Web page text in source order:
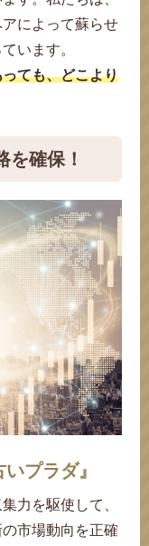
たい」とのこと
配買取にてお送り
普段使いから旅行
売却を決められた
金具の錆、裏地の
人気の高いプラダ
今回はCランクと
、使用感のあるプ
ます。
、軽さと実用性を
バッグ。日常使い
、シンプルながら
れ、金具のくすみ
用感が見受けられ
古市場で安定した
アイテムはトレン
きやすい傾向で
ぬ価値が付くケー
用ください。
）をお選びい
ラダ（PRADA）
りいたしましたの
文化が広がってお
要が高まっていま
」を前提に購入す
値も上昇傾向にあ
循環型リユースの
言えるのではない
「ナイロン」ト
ンは、軍用パラシ
とから、軽量で耐
た部分が白く変色
に古いモデルで
向にあります。ク
法もありますが、
りを得意としてお
合でもそのままの
ンショルダーバ
カジュアルな素材
です。しかし、紫
ムの多くに同様の
の際は風通しがよ
スプレーなどであ
す。ブラネットで
「リナイロン」ど
ります。お気軽に
「ナイロン」シ
で丈夫な「ナイロ
用に使われる方も
たバッグを久しぶ
とのご相談でし
ではありますが、
となります。ブラ
スを行いコストを
取が実現していま
お任せください。
の「ナイロン」
素材に、クリアハ
クなデザインは、
、ハンドル部分に
呼ばれるダメージ
経年による化学反
素材や合成樹脂に
や変色などのダメ
ご提示いたしまし
備えた人気ライ
グをご紹介いた
年により生地に浮
やハンドルの薄汚
め、今回は（C）
ブラネット（BRA
と思われるアイテ
るよう努めており
ましたら、ぜひ一
トートバッグを
で、長期保管によ
、パステルカラー
ため、防水スプレ
からのケアをおす
人気の形状」や
きな差が出ること
ぜひご参考になさ
ではLINEでの簡単
活用ください。
ルダーバッグを
いたします。1990
ドとマッチするこ
優れたナイロンシ
た需要があり、コ
定に繋がるケース
が見られる場合で
りと評価させてい
ください。
トートバッグを
ズは軽さと耐久性
続けるプラダが生
で旅行先やお出か
肩紐も長めに設計
れにくく物の出し
ネットでは古くて
限りの高評価で対
お申し込みくださ
（PRADA）の
ン素材にシルバー
は、カジュアルす
ザインや風合いが
り、高い評価が期
油分や汗の付着に
グ本体の色褪せや
たので、お伝えで
。
の「ナイロン（N
に優れ、丈夫でお
が、実は紫外線に
低下」といったデ
状況の影響で色褪
、ご不要なバッグ
た適切な保管をお
ダ製品を積極的に
宅配買取サービス
ハンドバッグを
いモデルのため、
所どころ確認でき
ーもデザインも豊
度や需要によって
がありましたら是
ださい。おおよそ
合は、LINE査定を
ライン買取サービ
うございます。プ
ッグをご売却い
や蛍光灯などの光
い「色褪せ」や
す。お買取品は経
られましたがお伝
した。20年30年前
取りいたしますの
）「ナイロ
カラーのバッグ
ポイントアイテム
な服装にもマッチ
く、全体的に薄汚
は現状を踏まえた
場所で保管する」
すので、今後ご売
たらぜひ一度お試
りプラダ（PRAD
ただきましたの
れ、何年使用して
方から愛され続け
フォルム（モデ
り相場も大きく変
情報はブラネット
ページ内でも最新
参考いただけまし
ロン」トートバ
に様々なカラーや
現在もブランドを
、その時のトレン
すのでお気軽にご
ンドルの歪みなど
てお買取りいたし
の買取りに力を入
スをご利用くださ
日はプラダ（PRA
りさせていただき
かったら全体的に
さいました。水分
逃げにくい素材の
ので、保管の際に
。ブラネットでは
に買取らせていた
さい。
ナイロン」ショ
くてカビが生えて
地が破れている」
ておりますので是
ロンはもちろん、
ース市場で評価の
になるアイテムを
にお問合せ下さ
します。
の中古品（リユー
ト（BRANET）で
に還元できるよう
グも海外ニーズ
の錆付きや、カビ
モデルでしたが、
在はリユース市場
グですので、ご使
相談ください。
あるパテントレザ
PRADA）「ナイ
。淡色のため、シ
した。プラダは現
、古い製品にもふ
」や「サフィアー
込めますので合わ
式の古いモデルに
すので安心してお
談いただく事もあ
だきます。久しぶ
などとご経験のあ
はカビの発生を抑
しているものがあ
など工夫すること
いプラダ（PRAD
入れていますの
あるものでもお気
ムページをご覧く
。本日はプラダ
ご紹介いたしま
して発売当初から
ているため、リユ
場も安定していま
汚れ」がある古い
るよう努めており
非ブラネットをご
ーチをお買取り
ィションの良し悪
わたり保管する際
の発生や錆付きを
の買取りに力を入
だらけ」「破れて
ダメージの多いア
査定いたしますの
社をお選びくださ
ックパックを買
めるために表面に
る場合が多く、
あっても適切なケ
発生が抑えられ良
なります。カビの
重要なポイントと
イテムをお使いで
事をお勧めいたし
ッグを査定いた
ありましたが、長
たるところに発生
ご自宅で眠ってい
りませんか？ブ
りに力を入れてい
お伝えできるよう
ものも多く、ご売
すがお気軽にご相
）」チェーン
無駄のないシンプ
ェーンショルダー
期保管した古いナ
いるものが多く、
売却いただくケー
でリペアを行った
来の価値を見据え
を迷われるほどの
さい。
ラダ（PRADA）
ていただきまし
がありますが、プ
技術が詰まった素
れたポコノは、パ
を作るために主に
セラーアイテムと
トでは古いモデル
う努めております
ンドバッグを査
ットしたナイロン
方も多いようで
リユース市場の動
、今はご使用され
料査定をお試しく
もとに適正で的確
キャンバス」ト
ご紹介します。
ンビ素材にトラ
なアイテムです。
「べたつき」が発
クリーナーやクリ
。古いモデルでは
ダの買取りを強化
額をご案内いたし
ラダ（PRADA）
ッグをご売却いた
く、旅行や荷物の
理）が可能なた
ラネットでは現在
で、どんなに古く
限りの査定額をお
年代物のブランド
ゴがあしらわれた
ッグを買い取ら
支持されているプ
、発売当初から人
ることも魅力であ
まっているため、
伝えできるよう努
るので直射日光が
要です。
）の「ナイロ
ましたのでご紹介
は恥ずかしい」
談は様々ですが、
ブランド品の買い
軽にお申込みいた
広げ、最大限の金
新データをもとに
さい。
ショルダーバッ
たします。「丈夫
ナイロン生地とは
が見られ、特に古
せ」が目立つこと
ダメージのあるア
ホームページ上に
けましたら幸いで
ているため、気に
をご売却いただ
として数多くのア
級感のあるエキゾ
も使用しやすくデ
とのことで、全体
乾燥による革の劣
性を持つ素材の場
ブラネットではボ
あっても買取りを
にご相談くださ
ズのハンドバッ
紹介します。長い
汚れやシミが全体
の買取り実績数が
場合があります
ているブラネット
な鑑定士が「キ
あるものに対して
、最大限の金額を
お任せください。
ルダーバッグを
。古くから人気の
素材は日常使いし
用感があり、特に
すみが」目立ちま
スをすることによ
ても、しっかりと
えています。ご依
ください。
ボストンバッグ
す。耐久性のある
使いした軽くて丈
に見られる「白カ
作る際に使用する
繁殖を促す栄養素
ご売却をお考えの
通気性のよい場所
るなどのお手入れ
ンバス」のポー
たします。代表的
性があり、直射日
いては、吸湿性が
どまっていること
のですが、長期保
めます。お買取り
が、プラダの定番
きる最大限の金額
ェーンバッグを
。「ポコノ」と呼
あったため、高い
て丈夫」といった
方から支持される
象のあるナイロン
す。製造年式が古
きましたが、プラ
りますので最大限
ーズよりアクセ
て誕生したのが19
ヒットしたシリー
ロンはプラダの定
います。保管状況
黒く変色してしま
ありますが、ブラ
りませんのでどん
ーンショルダート
エローカラーが目
ため、たくさん荷
ていてカジュアル
ーディネートしや
ても汚れが目立ち
いましたが、ダメ
幅広くプラダ製品
ください。
用くださいまして
）のナイロンハ
のナイロンバッグ
ーティングした薬
いる場合がほとん
が所々発生してい
どが確認できまし
をいれています、
。
がとうございま
）のナイロ
日焼けと色褪せが
皮脂汚れや汗染み
ました。明るい色
ダメージの特徴で
らえるの？」とい
い。お伝えできる
ます。
覧いただき誠にあ
は、プラダのナイ
なったため、長年
ったそうです。押
りやすい場所であ
ていました。査定
の保管品は定期的
お勧めいたしま
りをお断りするこ
ださい。
がとうございま
）のナイロン×レ
。長年ご使用され
していたものをお
あり「スレ傷」や
ましたが、ブラン
ョップでは数百円
お悩みの際は、是
。
ありがとうござい
ら「プラダ」のナ
した。ナイロンバ
色褪せの有無」を
に色褪は確認でき
ビが発生していま
態による減額はせ
す。古くなってカ
ださい。
込み下さいまして
市にお住いのお客
ョルダーバッグ
印象のナイロン素
使いがフェミニン
購入したとの事
値段を頑張らせて
のまでプラダ製品
さい。
）の「ナイ
サフィアーノレザ
ルながらも型崩れ
ため、今回は
た。キーケース
会が多いため、皮
ジが出やすいアイ
ロ」「生地が破れ
ンが良くない状態
お断りすることは
。
によって蘇らせ
います。
ても、どこより
を確保！
プラダ』
力を駆使して、
市場動向を正確